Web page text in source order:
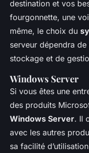
destination et vos
fourgonnette, une
même, le choix du
serveur dépendra
stockage et de
Windows Server
Si vous êtes une
des produits
Windows Server. Il
avec les autres
sa facilité